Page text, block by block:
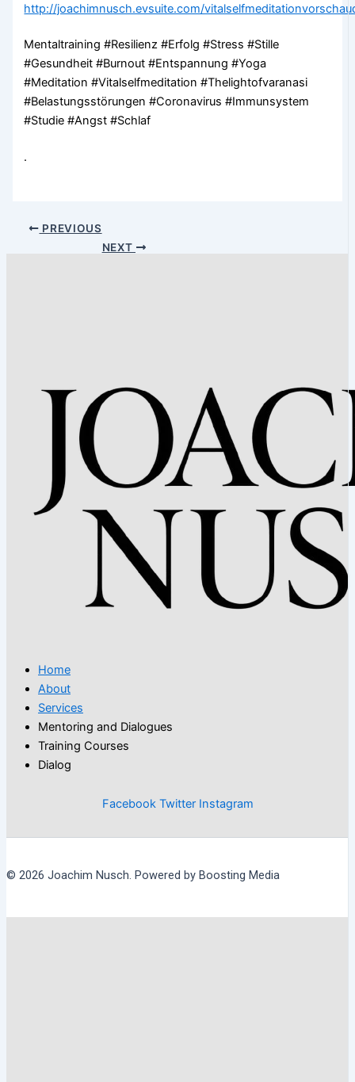
http://joachimnusch.evsuite.com/
Mentaltraining #Resilienz #Erfolg #Stress #Stille
#Gesundheit #Burnout #Entspannung #Yoga
#Meditation #Vitalselfmeditation #Thelightofvaranasi
#Belastungsstörungen #Coronavirus #Immunsystem
#Studie #Angst #Schlaf
.
PREVIOUS
NEXT
Home
About
Services
Mentoring and Dialogues
Training Courses
Dialog
Facebook Twitter Instagram
© 2026 Joachim Nusch. Powered by Boosting Media